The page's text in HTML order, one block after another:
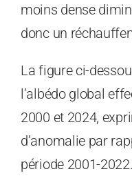
moins dense
donc un
La figure ci-
l’albédo global
2000 et 2024,
d’anomalie par
période 2001-2022.